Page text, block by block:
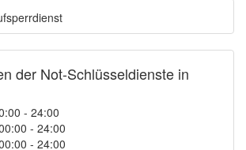
der Not-Schlüsseldienste in
- 24:00
- 24:00
- 24:00